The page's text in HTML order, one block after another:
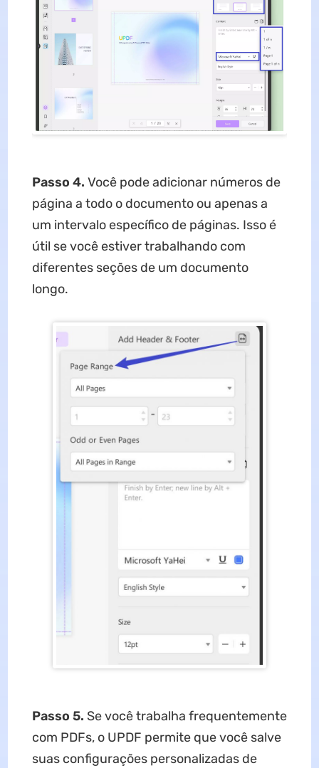
Passo 4. Você pode adicionar números de
página a todo o documento ou apenas a
um intervalo específico de páginas. Isso é
útil se você estiver trabalhando com
diferentes seções de um documento
longo.
Passo 5. Se você trabalha frequentemente
com PDFs, o UPDF permite que você salve
suas configurações personalizadas de